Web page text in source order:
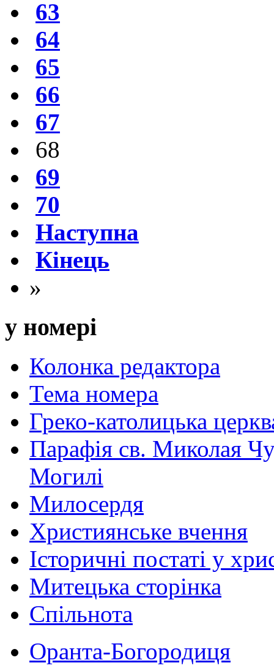
63
64
65
66
67
68
69
70
Наступна
Кінець
»
у номері
Колонка редактора
Тема номера
Греко-католицька
Парафія св. Миколая
Могилі
Милосердя
Християнське вчення
Історичні постаті у
Митецька сторінка
Спільнота
Оранта-Богородиця